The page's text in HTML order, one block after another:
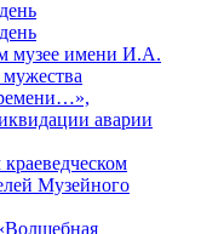
музее имени И.А.
мужества
аварии
Музейного